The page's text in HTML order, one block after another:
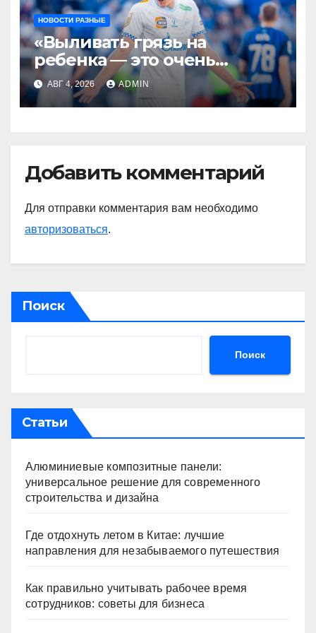
НОВОСТИ РАЗНЫЕ
«Выливать грязь на
ребенка — это очень
мерзкая история» —
Радимов о ситуации с
сыном Соболева
АВГ 4, 2026 ADMIN
Добавить комментарий
Для отправки комментария вам необходимо
авторизоваться.
Поиск
Поиск
Статьи
Алюминиевые композитные панели:
универсальное решение для современного
строительства и дизайна
Где отдохнуть летом в Китае: лучшие
направления для незабываемого путешествия
Как правильно учитывать рабочее время
сотрудников: советы для бизнеса